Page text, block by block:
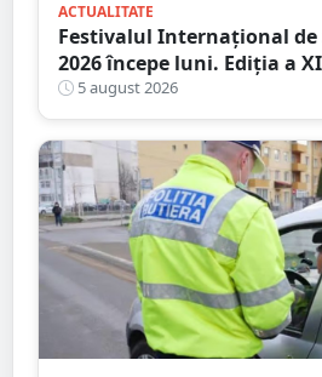
ACTUALITATE
Festivalul Internațional de
2026 începe luni. Ediția a
start peste 120 de
șase țări.
5 august 2026